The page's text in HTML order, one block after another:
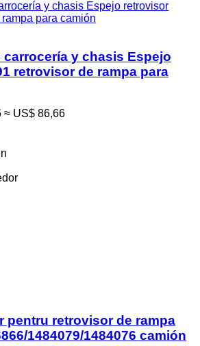
carrocería y chasis Espejo
retrovisor de rampa para
≈ US$ 86,66
pentru retrovisor de rampa
1484079/1484076 camión